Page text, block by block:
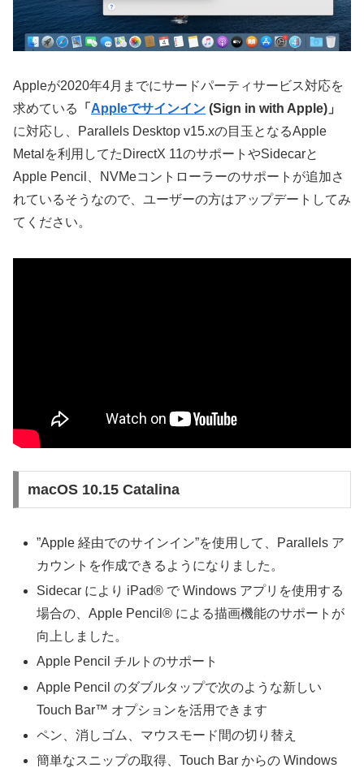
Appleが2020年4月までにサードパーティサービス対応を
求めている
「 Appleでサインイン (Sign in with Apple)」
に対応し、Parallels Desktop v15.xの目玉となるApple
Metalを利用してたDirectX 11のサポートやSidecarと
Apple Pencil、NVMeコントローラーのサポートが追加さ
れているそうなので、ユーザーの方はアップデートしてみ
てください。
macOS 10.15 Catalina
”Apple 経由でのサインイン”を使用して、Parallels ア
カウントを作成できるようになりました。
Sidecar により iPad® で Windows アプリを使用する
場合の、Apple Pencil® による描画機能のサポートが
向上しました。
Apple Pencil チルトのサポート
Apple Pencil のダブルタップで次のような新しい
Touch Bar™ オプションを活用できます
ペン、消しゴム、マウスモード間の切り替え
簡単なスニップの取得、Touch Bar からの Windows